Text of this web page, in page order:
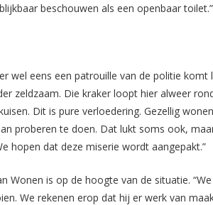
beschouwen als een openbaar toilet.”
wel eens een patrouille van de politie komt
zeldzaam. Die kraker loopt hier alweer
Dit is pure verloedering. Gezellig
proberen te doen. Dat lukt soms ook,
hopen dat deze miserie wordt aangepakt.”
Wonen is op de hoogte van de situatie.
We rekenen erop dat hij er werk van